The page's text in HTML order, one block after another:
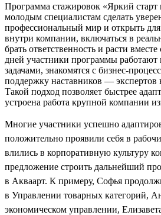
Программа стажировок «Яркий старт
молодым специалистам сделать
профессиональный мир и открыть
внутри компании, включаться в
брать ответственность и расти
дней участники программы работают
задачами, знакомятся с бизнес-
поддержку наставников — экспертов
Такой подход позволяет быстрее
устроена работа крупной компании
Многие участники успешно
положительно проявили себя в
влились в корпоративную культуру
предложение строить дальнейший
в Акваарт. К примеру, Софья
в Управлении товарных категорий,
экономическом управлении,